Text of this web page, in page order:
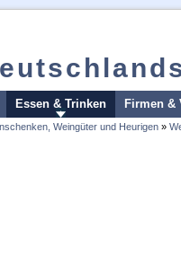
Essen & Trinken Firmen &
Weingüter und Heurigen »